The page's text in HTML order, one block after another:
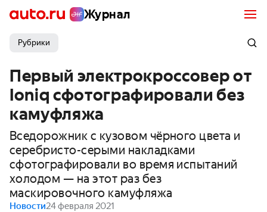
Журнал
Рубрики
Первый электрокроссовер от
Ioniq сфотографировали без
камуфляжа
Вседорожник с кузовом чёрного цвета и
серебристо-серыми накладками
сфотографировали во время испытаний
холодом — на этот раз без
маскировочного камуфляжа
Новости24 февраля 2021